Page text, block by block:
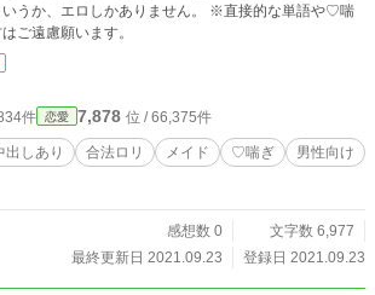
うか、エロしかありません。 ※直接的な単語や♡喘
ご遠慮願います。
件 恋愛 7,878 位 / 66,375件
出しあり 合法ロリ メイド ♡喘ぎ
男性向け
感想数 0
文字数 6,977
最終更新日 2021.09.23
登録日 2021.09.23